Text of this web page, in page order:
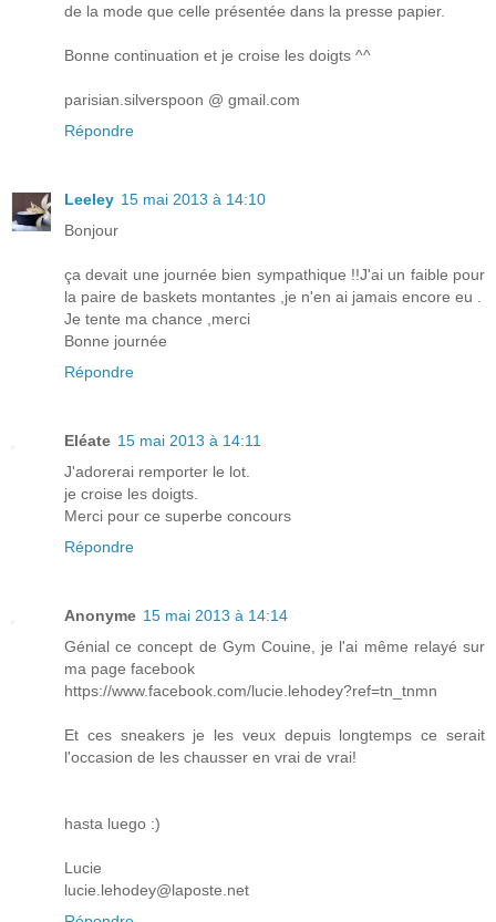
de la mode que celle présentée dans la presse papier.
Bonne continuation et je croise les doigts ^^
parisian.silverspoon @ gmail.com
Répondre
Leeley 15 mai 2013 à 14:10
Bonjour
ça devait une journée bien sympathique !!J'ai un faible pour
la paire de baskets montantes ,je n'en ai jamais encore eu .
Je tente ma chance ,merci
Bonne journée
Répondre
Eléate 15 mai 2013 à 14:11
J'adorerai remporter le lot.
je croise les doigts.
Merci pour ce superbe concours
Répondre
Anonyme 15 mai 2013 à 14:14
Génial ce concept de Gym Couine, je l'ai même relayé sur
ma page facebook
https://www.facebook.com/lucie.lehodey?ref=tn_tnmn
Et ces sneakers je les veux depuis longtemps ce serait
l'occasion de les chausser en vrai de vrai!
hasta luego :)
Lucie
lucie.lehodey@laposte.net